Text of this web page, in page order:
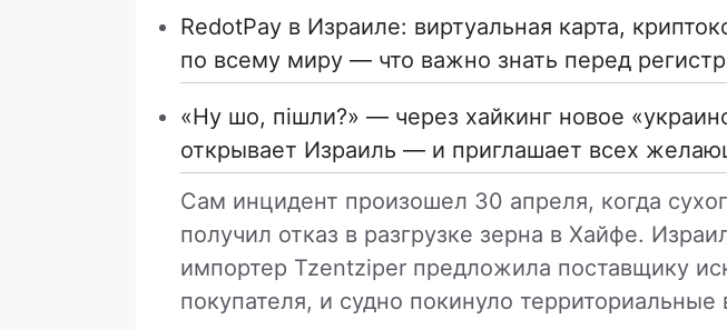
RedotPay в Израиле: виртуальная карта,
по всему миру — что важно знать перед
«Ну шо, пішли?» — через хайкинг новое
открывает Израиль — и приглашает всех
Сам инцидент произошел 30 апреля, когда
получил отказ в разгрузке зерна в Хайфе.
импортер Tzentziper предложила поставщику
покупателя, и судно покинуло